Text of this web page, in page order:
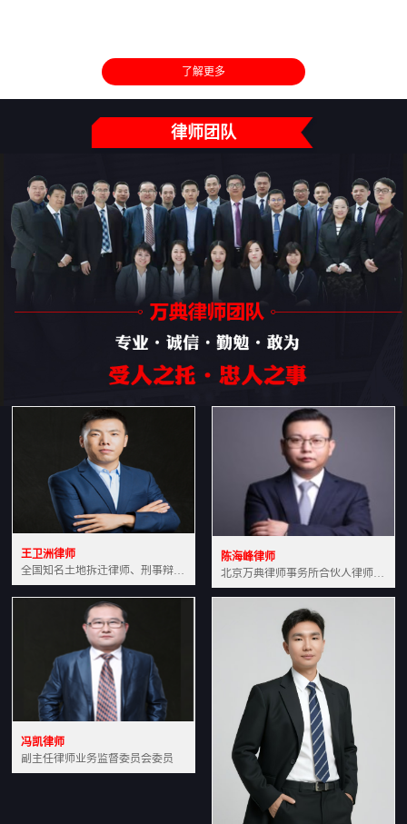
了解更多
律师团队
王卫洲律师
全国知名土地拆迁律师、刑事辩护律师北京万典律师事务所主任中国法学会会员北京市行政法研究会理事
陈海峰律师
北京万典律师事务所合伙人律师土地房产专业资深律师
冯凯律师
副主任律师业务监督委员会委员